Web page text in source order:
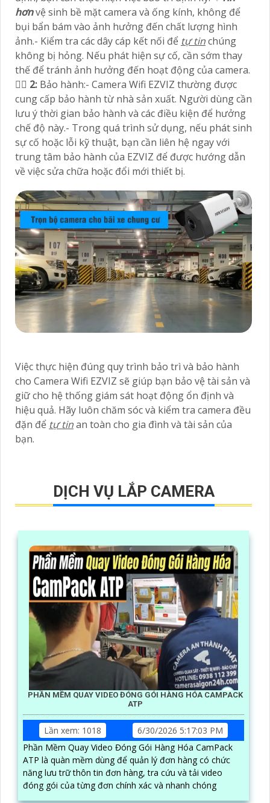
hơnvệ sinh bề mặt camera và ống kính, không để
bụi bẩn bám vào ảnh hưởng đến chất lượng hình
ảnh.- Kiểm tra các dây cáp kết nối để tự tinchúng
không bị hỏng. Nếu phát hiện sự cố, cần sớm thay
thế để tránh ảnh hưởng đến hoạt động của camera.
🙆‍♀️ 2: Bảo hành:- Camera Wifi EZVIZ thường được
cung cấp bảo hành từ nhà sản xuất. Người dùng cần
lưu ý thời gian bảo hành và các điều kiện để hưởng
chế độ này.- Trong quá trình sử dụng, nếu phát sinh
sự cố hoặc lỗi kỹ thuật, bạn cần liên hệ ngay với
trung tâm bảo hành của EZVIZ để được hướng dẫn
về việc sửa chữa hoặc đổi mới thiết bị.
Việc thực hiện đúng quy trình bảo trì và bảo hành
cho Camera Wifi EZVIZ sẽ giúp bạn bảo vệ tài sản và
giữ cho hệ thống giám sát hoạt động ổn định và
hiệu quả. Hãy luôn chăm sóc và kiểm tra camera đều
đặn để tự tinan toàn cho gia đình và tài sản của
bạn.
DỊCH VỤ LẮP CAMERA
PHẦN MỀM QUAY VIDEO ĐÓNG GÓI HÀNG HÓA CAMPACK
ATP
Lần xem: 1018
6/30/2026 5:17:03 PM
Phần Mềm Quay Video Đóng Gói Hàng Hóa CamPack
ATP là quàn mềm dùng để quản lý đơn hàng có chức
năng lưu trữ thôn tin đơn hàng, tra cứu và tải video
đóng gói của từng đơn chính xác và nhanh chóng